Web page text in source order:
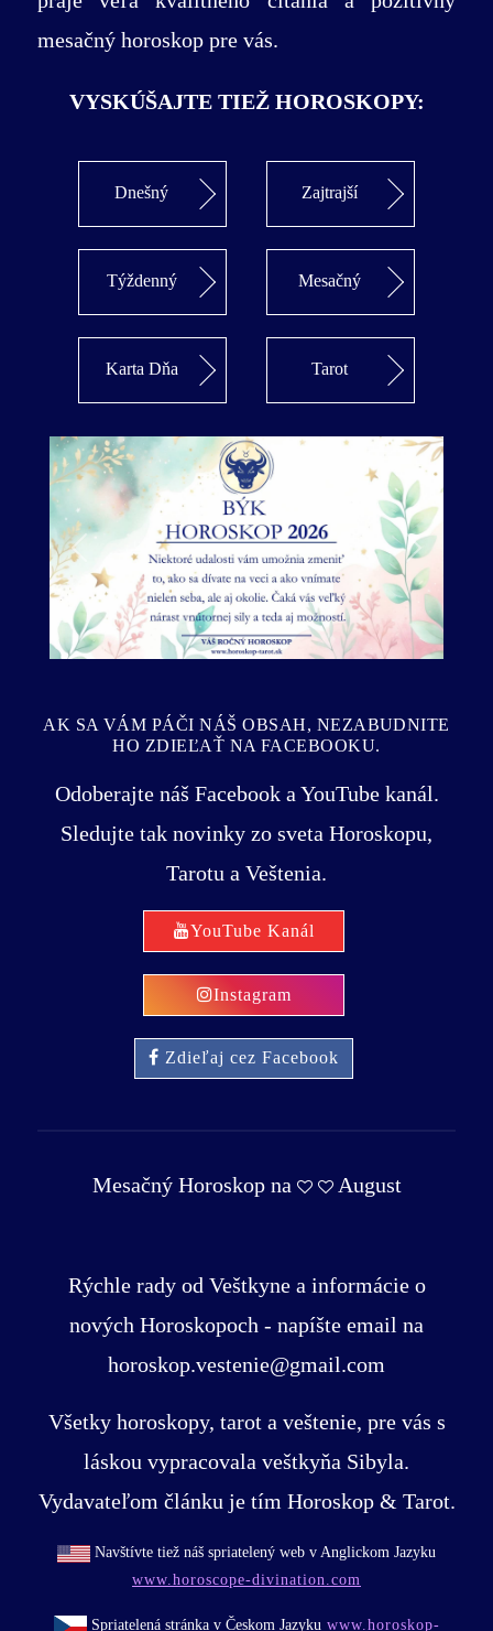
mesačný horoskop pre vás.
VYSKÚŠAJTE TIEŽ HOROSKOPY:
Dnešný Zajtrajší
Týždenný Mesačný
Karta Dňa Tarot
Predošlý Ďalší
AK SA VÁM PÁČI NÁŠ OBSAH, NEZABUDNITE
HO ZDIEĽAŤ NA FACEBOOKU.
Odoberajte náš Facebook a YouTube kanál.
Sledujte tak novinky zo sveta Horoskopu,
Tarotu a Veštenia.
YouTube Kanál
Instagram
Zdieľaj cez Facebook
Mesačný Horoskop na August
Rýchle rady od Veštkyne a informácie o
nových Horoskopoch - napíšte email na
horoskop.vestenie@gmail.com
Všetky horoskopy, tarot a veštenie, pre vás s
láskou vypracovala veštkyňa Sibyla.
Vydavateľom článku je tím Horoskop & Tarot.
Navštívte tiež náš spriatelený web v Anglickom Jazyku
www.horoscope-divination.com
Spriatelená stránka v Českom Jazykuwww.horoskop-